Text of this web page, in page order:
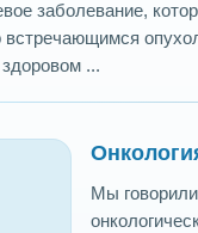
заболевание,
встречающимся
...
Мы